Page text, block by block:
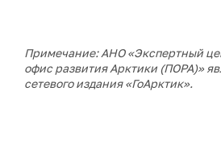
Примечание: АНО «Экспертный
офис развития Арктики (ПОРА)»
сетевого издания «ГоАрктик».